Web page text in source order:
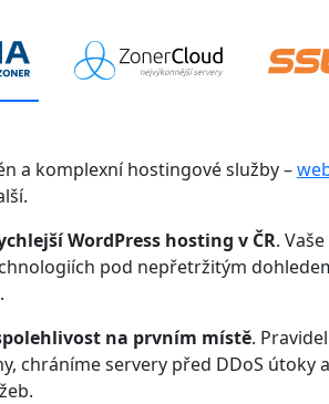
a komplexní hostingové služby –
WordPress hosting v ČR.
pod nepřetržitým
na prvním místě.
chráníme servery před DDoS útoky